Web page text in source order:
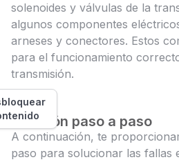
solenoides y válvulas de la
algunos componentes
arneses y conectores. Estos
para el funcionamiento
transmisión.
Solución paso a paso
A continuación, te
paso para solucionar las fallas